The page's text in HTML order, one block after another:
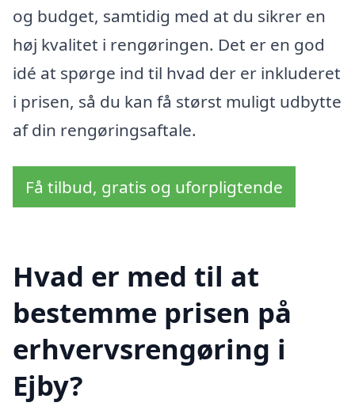
og budget, samtidig med at du sikrer en
høj kvalitet i rengøringen. Det er en god
idé at spørge ind til hvad der er inkluderet
i prisen, så du kan få størst muligt udbytte
af din rengøringsaftale.
Få tilbud, gratis og uforpligtende
Hvad er med til at
bestemme prisen på
erhvervsrengøring i
Ejby?